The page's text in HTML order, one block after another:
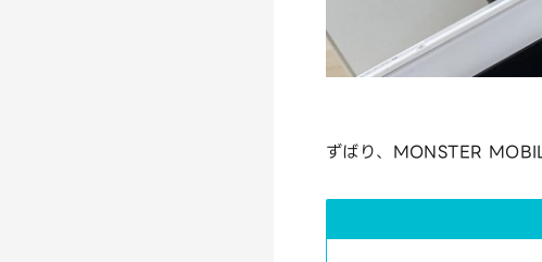
ずばり、MONSTER